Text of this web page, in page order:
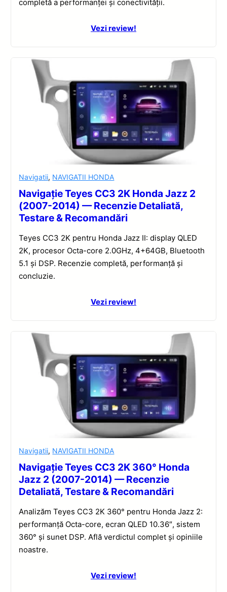
completă a performanței și conectivității.
Vezi review!
Navigatii, NAVIGATII HONDA
Navigație Teyes CC3 2K Honda Jazz 2
(2007-2014) — Recenzie Detaliată,
Testare & Recomandări
Teyes CC3 2K pentru Honda Jazz II: display QLED
2K, procesor Octa-core 2.0GHz, 4+64GB, Bluetooth
5.1 și DSP. Recenzie completă, performanță și
concluzie.
Vezi review!
Navigatii, NAVIGATII HONDA
Navigație Teyes CC3 2K 360° Honda
Jazz 2 (2007-2014) — Recenzie
Detaliată, Testare & Recomandări
Analizăm Teyes CC3 2K 360° pentru Honda Jazz 2:
performanță Octa-core, ecran QLED 10.36″, sistem
360° și sunet DSP. Află verdictul complet și opiniile
noastre.
Vezi review!